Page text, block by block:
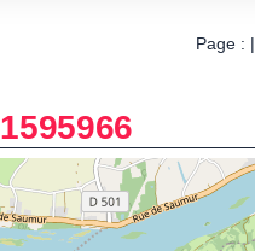
Page : |
1595966